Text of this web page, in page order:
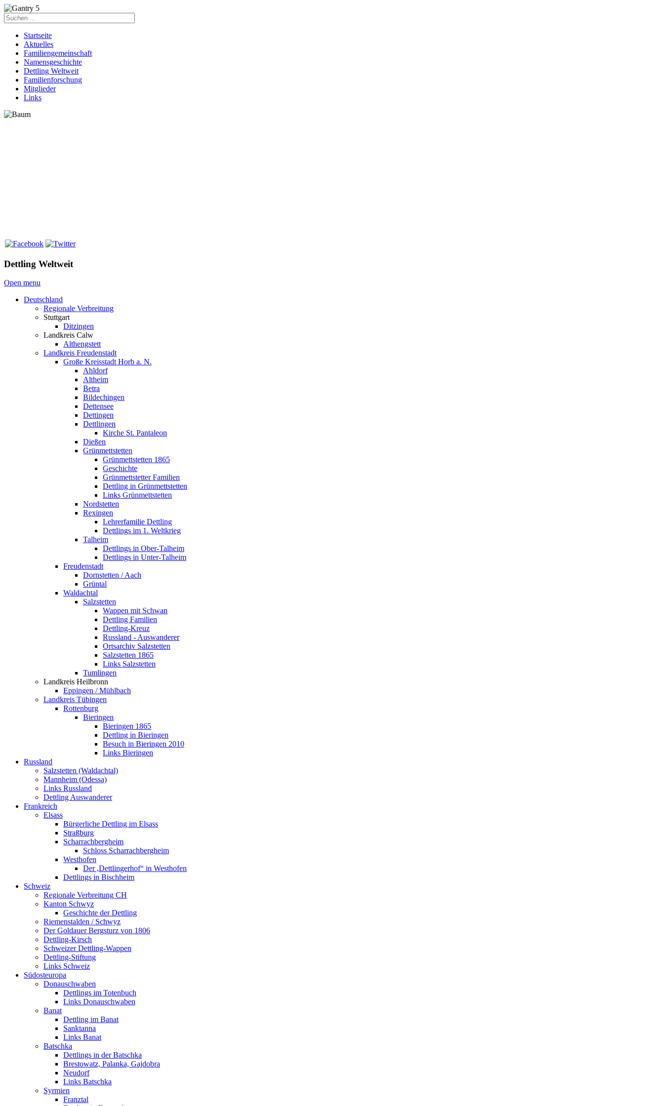
Startseite
Aktuelles
Familiengemeinschaft
Namensgeschichte
Dettling Weltweit
Familienforschung
Mitglieder
Links
Dettling Weltweit
Open menu
Deutschland
Regionale Verbreitung
Stuttgart
Ditzingen
Landkreis Calw
Althengstett
Landkreis Freudenstadt
Große Kreisstadt Horb a. N.
Ahldorf
Altheim
Betra
Bildechingen
Dettensee
Dettingen
Dettlingen
Kirche St. Pantaleon
Dießen
Grünmettstetten
Grünmettstetten 1865
Geschichte
Grünmettstetter Familien
Dettling in Grünmettstetten
Links Grünmettstetten
Nordstetten
Rexingen
Lehrerfamilie Dettling
Dettlings im 1. Weltkrieg
Talheim
Dettlings in Ober-Talheim
Dettlings in Unter-Talheim
Freudenstadt
Dornstetten / Aach
Grüntal
Waldachtal
Salzstetten
Wappen mit Schwan
Dettling Familien
Dettling-Kreuz
Russland - Auswanderer
Ortsarchiv Salzstetten
Salzstetten 1865
Links Salzstetten
Tumlingen
Landkreis Heilbronn
Eppingen / Mühlbach
Landkreis Tübingen
Rottenburg
Bieringen
Bieringen 1865
Dettling in Bieringen
Besuch in Bieringen 2010
Links Bieringen
Russland
Salzstetten (Waldachtal)
Mannheim (Odessa)
Links Russland
Dettling Auswanderer
Frankreich
Elsass
Bürgerliche Dettling im Elsass
Straßburg
Scharrachbergheim
Schloss Scharrachbergheim
Westhofen
Der ,Dettlingerhof“ in Westhofen
Dettlings in Bischheim
Schweiz
Regionale Verbreitung CH
Kanton Schwyz
Geschichte der Dettling
Riemenstalden / Schwyz
Der Goldauer Bergsturz von 1806
Dettling-Kirsch
Schweizer Dettling-Wappen
Dettling-Stiftung
Links Schweiz
Südosteuropa
Donauschwaben
Dettlings im Totenbuch
Links Donauschwaben
Banat
Dettling im Banat
Sanktanna
Links Banat
Batschka
Dettlings in der Batschka
Brestowatz, Palanka, Gajdobra
Neudorf
Links Batschka
Syrmien
Franztal